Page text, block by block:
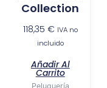
Collection
118,35 € IVA no
incluido
Añadir Al
Carrito
Peluquería